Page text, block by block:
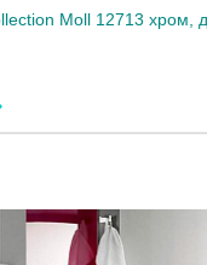
Moll 12713 хром,